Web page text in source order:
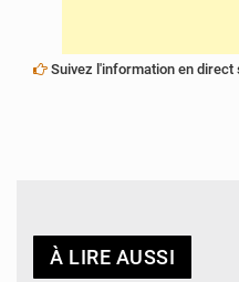
Suivez l'information en direct
À LIRE AUSSI